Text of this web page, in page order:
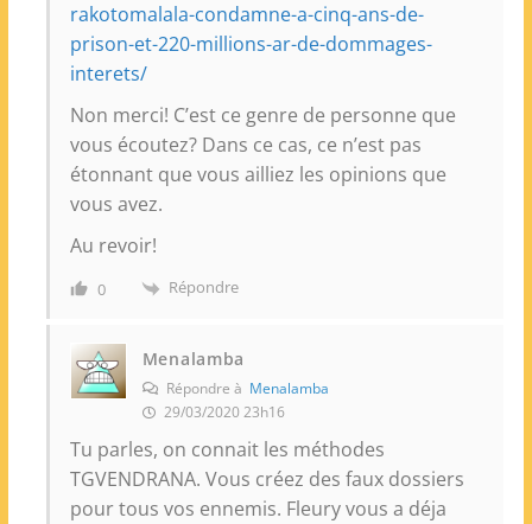
rakotomalala-condamne-a-cinq-ans-de-
prison-et-220-millions-ar-de-dommages-
interets/
Non merci! C’est ce genre de personne que
vous écoutez? Dans ce cas, ce n’est pas
étonnant que vous ailliez les opinions que
vous avez.
Au revoir!
0 Répondre
Menalamba
Répondre à Menalamba
29/03/2020 23h16
Tu parles, on connait les méthodes
TGVENDRANA. Vous créez des faux dossiers
pour tous vos ennemis. Fleury vous a déja